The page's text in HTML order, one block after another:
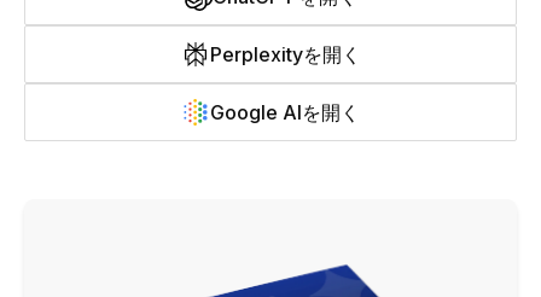
Perplexityを開く
Google AIを開く